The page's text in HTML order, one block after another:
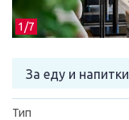
1/7
За еду и напитки
Тип